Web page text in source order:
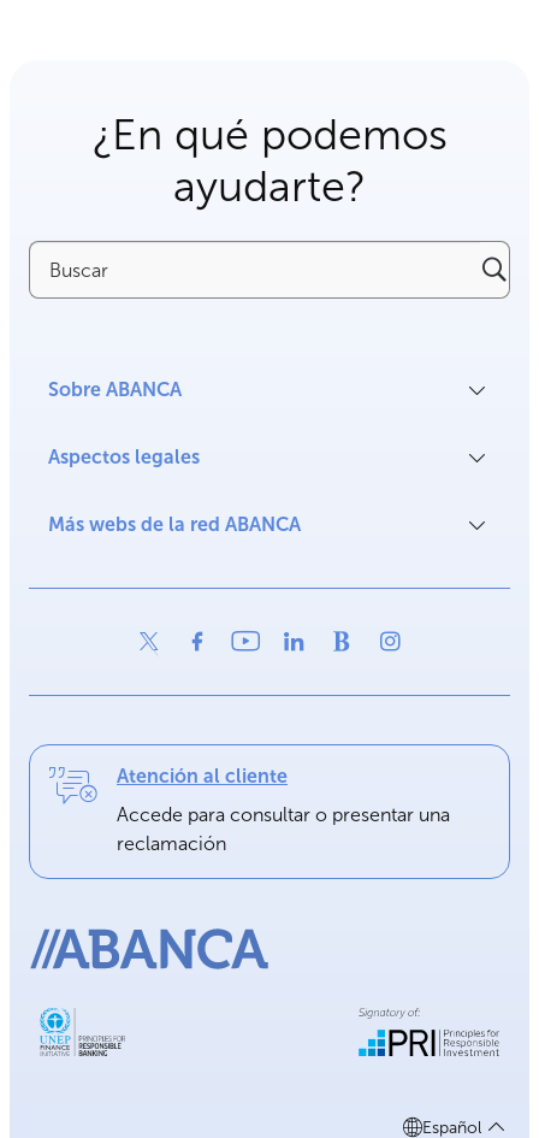
¿En qué podemos
ayudarte?
Buscar
Sobre ABANCA
Aspectos legales
Más webs de la red ABANCA
Atención al cliente
Accede para consultar o presentar una
reclamación
Español